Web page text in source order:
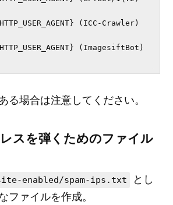
(ICC-Crawler)
(ImagesiftBot)
る場合は注意してください。
スを弾くためのファイル
enabled/spam-ips.txt
とし
ファイルを作成。